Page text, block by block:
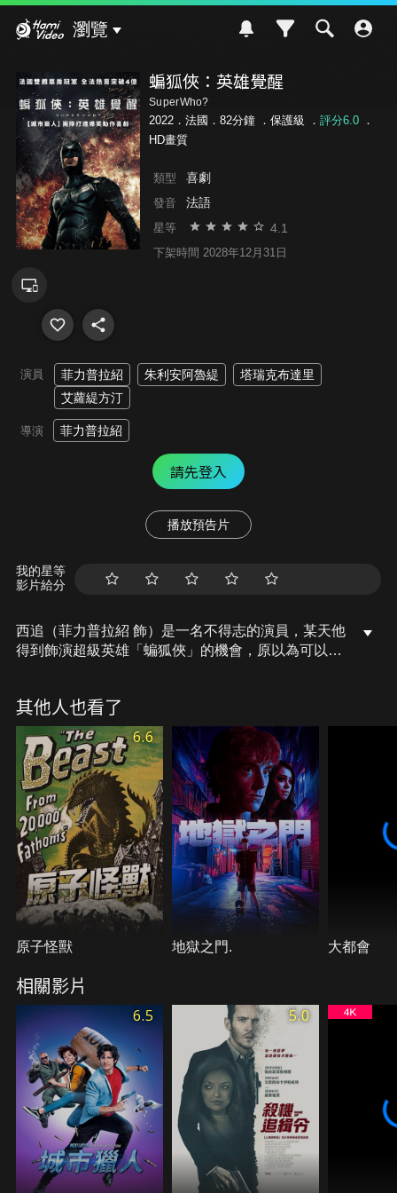
瀏覽
蝙狐俠：英雄覺醒
SuperWho?
2022．法國．82分鐘 ． 保護級 ． 評分6.0．
HD畫質
類型 喜劇
發音 法語
星等 4.1
下架時間 2028年12月31日
演員 菲力普拉紹 朱利安阿魯緹
塔瑞克布達里
艾蘿緹方汀
導演 菲力普拉紹
請先登入
播放預告片
我的星等
影片給分
西追（菲力普拉紹 飾）是一名不得志的演員，某天他
得到飾演超級英雄「蝙狐俠」的機會，原以為可以從
仗義的行動……。
其他人也看了
6.6
原子怪獸 地獄之門. 大都會
相關影片
6.5 5.0